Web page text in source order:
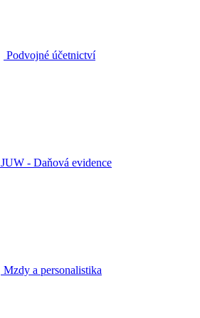
Podvojné účetnictví
JUW - Daňová evidence
Mzdy a personalistika